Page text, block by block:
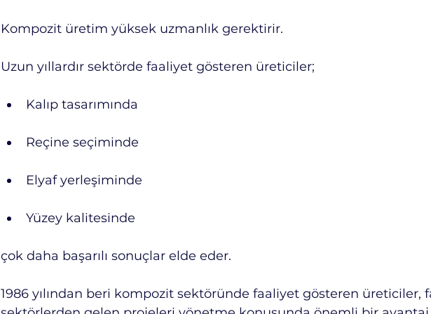
Kompozit üretim yüksek uzmanlık gerektirir.
Uzun yıllardır sektörde faaliyet gösteren üreticiler;
Kalıp tasarımında
Reçine seçiminde
Elyaf yerleşiminde
Yüzey kalitesinde
çok daha başarılı sonuçlar elde eder.
1986 yılından beri kompozit sektöründe faaliyet gösteren üreticiler,